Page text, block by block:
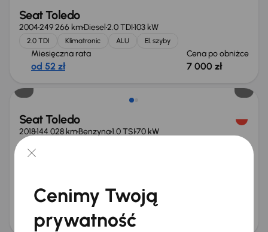
Seat Toledo
2004249 266 kmDiesel2.0 TDI103 kW
2.0 TDI Klimatronic ALU El. szyby
Miesięczna rata
od 52 zł
Cena po obniżce
7 000 zł
Seat Toledo
2018144 028 kmBenzyna1.0 TSI70 kW
od 179 zł
Cena
30 000 zł
Cenimy Twoją
prywatność